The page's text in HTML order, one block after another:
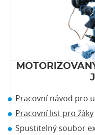
Pracovní návod pro
Pracovní list pro žáky
Spustitelný soubor